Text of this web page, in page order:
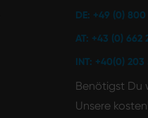
DE: +49 (0)
AT: +43 (0) 662
INT: +40(0) 203
Benötigst Du
Unsere